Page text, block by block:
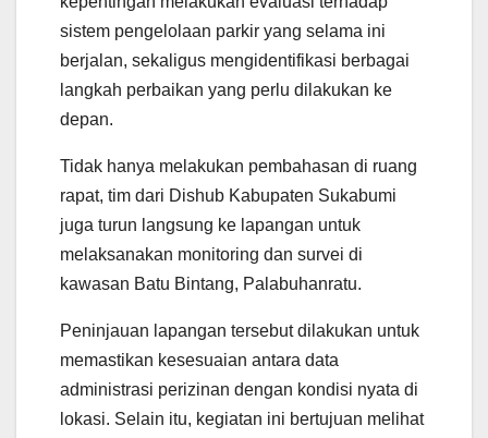
sistem pengelolaan parkir yang selama ini
berjalan, sekaligus mengidentifikasi berbagai
langkah perbaikan yang perlu dilakukan ke
depan.
Tidak hanya melakukan pembahasan di ruang
rapat, tim dari Dishub Kabupaten Sukabumi
juga turun langsung ke lapangan untuk
melaksanakan monitoring dan survei di
kawasan Batu Bintang, Palabuhanratu.
Peninjauan lapangan tersebut dilakukan untuk
memastikan kesesuaian antara data
administrasi perizinan dengan kondisi nyata di
lokasi. Selain itu, kegiatan ini bertujuan melihat